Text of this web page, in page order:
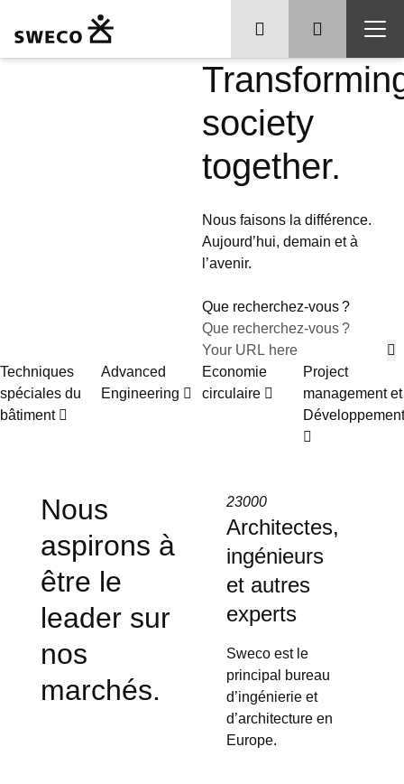
society
together.
Nous faisons la différence.
Aujourd’hui, demain et à
l’avenir.
Que recherchez-vous ?
Techniques
spéciales du
bâtiment
Advanced
Engineering
Economie
circulaire
Project
management et
Développement
Nous
aspirons à
être le
leader sur
nos
marchés.
23000
Architectes,
ingénieurs
et autres
experts
Sweco est le
principal bureau
d’ingénierie et
d’architecture en
Europe.